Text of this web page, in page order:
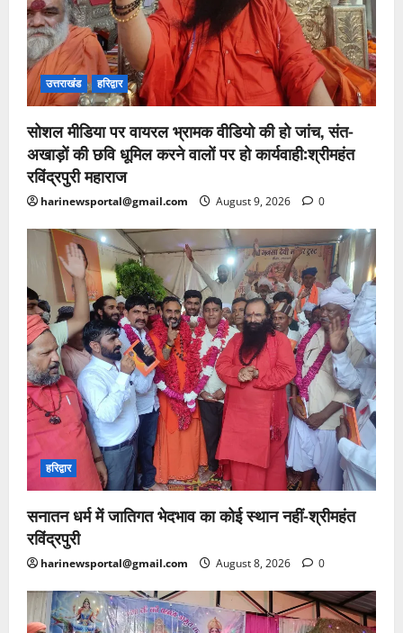
उत्तराखंड हरिद्वार
सोशल मीडिया पर वायरल भ्रामक वीडियो की हो जांच, संत-
अखाड़ों की छवि धूमिल करने वालों पर हो कार्यवाही:श्रीमहंत
रविंद्रपुरी महाराज
harinewsportal@gmail.com August 9, 2026 0
हरिद्वार
सनातन धर्म में जातिगत भेदभाव का कोई स्थान नहीं-श्रीमहंत
रविंद्रपुरी
harinewsportal@gmail.com August 8, 2026 0